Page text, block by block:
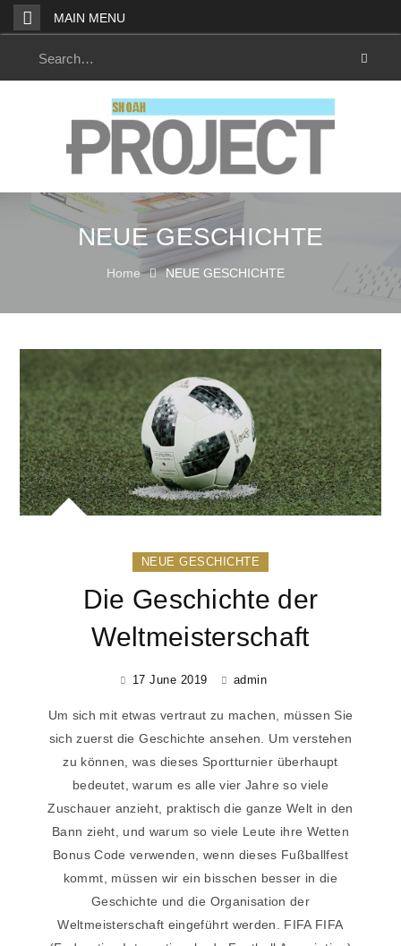
Skip
MAIN MENU
Search
NEUE GESCHICHTE
Home NEUE GESCHICHTE
NEUE GESCHICHTE
Die Geschichte der
Weltmeisterschaft
17 June 2019 admin
Um sich mit etwas vertraut zu machen, müssen Sie
sich zuerst die Geschichte ansehen. Um verstehen
zu können, was dieses Sportturnier überhaupt
bedeutet, warum es alle vier Jahre so viele
Zuschauer anzieht, praktisch die ganze Welt in den
Bann zieht, und warum so viele Leute ihre Wetten
Bonus Code verwenden, wenn dieses Fußballfest
kommt, müssen wir ein bisschen besser in die
Geschichte und die Organisation der
Weltmeisterschaft eingeführt werden. FIFA FIFA